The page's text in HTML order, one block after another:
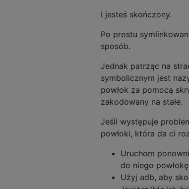
I jesteś skończony.
Po prostu
sposób.
Jednak patrząc na
symbolicznym jest
powłok za pomocą
zakodowany na stałe.
Jeśli występuje
powłoki, która da ci
Uruchom
do niego
Użyj adb, aby